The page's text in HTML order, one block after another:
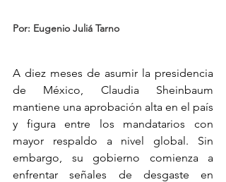
Por: Eugenio Juliá Tarno
A diez meses de asumir la presidencia
de México, Claudia Sheinbaum
mantiene una aprobación alta en el país
y figura entre los mandatarios con
mayor respaldo a nivel global. Sin
embargo, su gobierno comienza a
enfrentar señales de desgaste en